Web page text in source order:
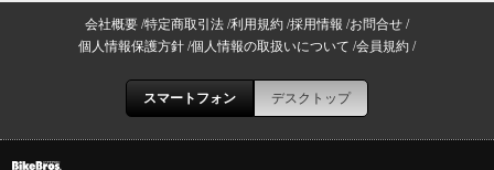
会社概要 特定商取引法 利用規約 採用情報 お問合せ
個人情報保護方針 個人情報の取扱いについて 会員規約
スマートフォン デスクトップ